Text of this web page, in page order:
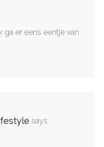
ga er eens eentje van
says: